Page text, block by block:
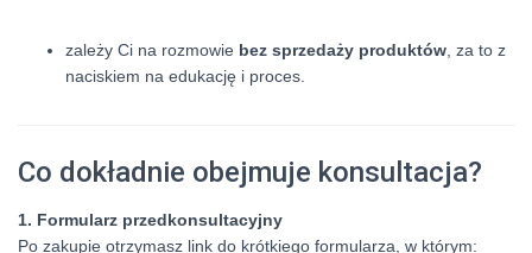
zależy Ci na rozmowie bez sprzedaży produktów , za to z
naciskiem na edukację i proces.
Co dokładnie obejmuje konsultacja?
1. Formularz przedkonsultacyjny
Po zakupie otrzymasz link do krótkiego formularza, w którym: